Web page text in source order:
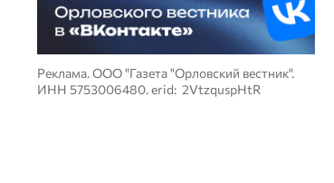
Реклама. ООО "Газета "Орловский вестник".
ИНН 5753006480. erid: 2VtzquspHtR